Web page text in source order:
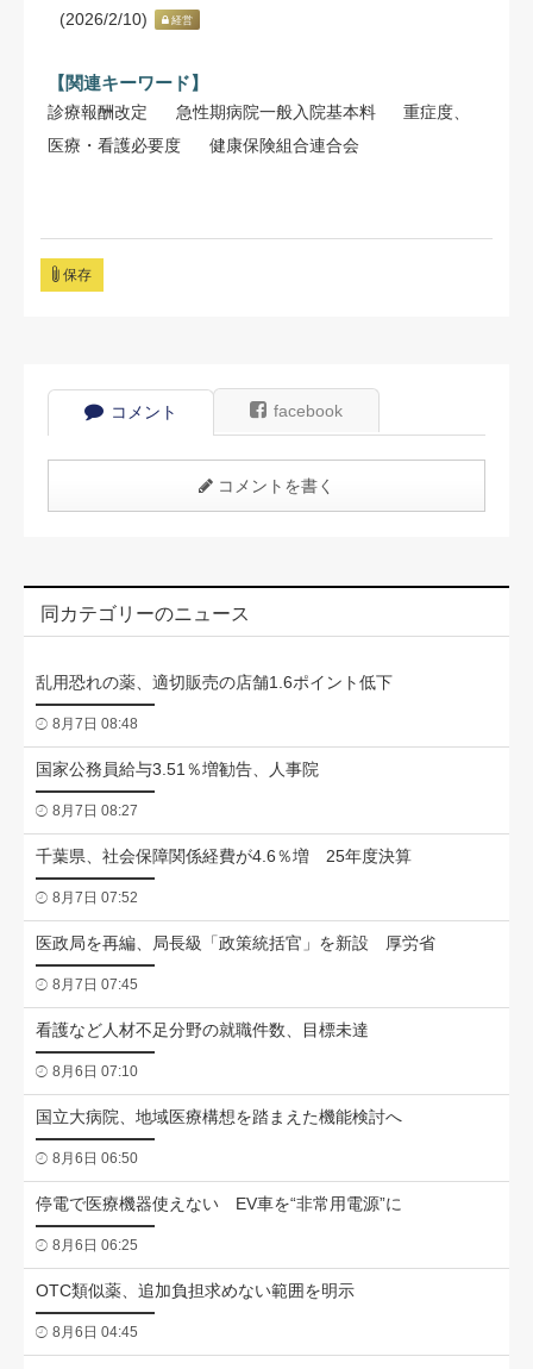
(2026/2/10)
経営
【関連キーワード】
診療報酬改定 急性期病院一般入院基本料
重症度、
医療・看護必要度
健康保険組合連合会
保存
コメント facebook
コメントを書く
同カテゴリーのニュース
乱用恐れの薬、適切販売の店舗1.6ポイント低下
8月7日 08:48
国家公務員給与3.51％増勧告、人事院
8月7日 08:27
千葉県、社会保障関係経費が4.6％増 25年度決算
8月7日 07:52
医政局を再編、局長級「政策統括官」を新設 厚労省
8月7日 07:45
看護など人材不足分野の就職件数、目標未達
8月6日 07:10
国立大病院、地域医療構想を踏まえた機能検討へ
8月6日 06:50
停電で医療機器使えない EV車を“非常用電源”に
8月6日 06:25
OTC類似薬、追加負担求めない範囲を明示
8月6日 04:45